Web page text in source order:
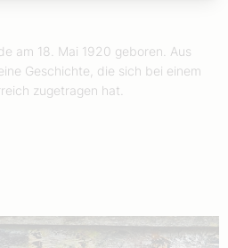
am 18. Mai 1920 geboren. Aus
Geschichte, die sich bei einem
zugetragen hat.